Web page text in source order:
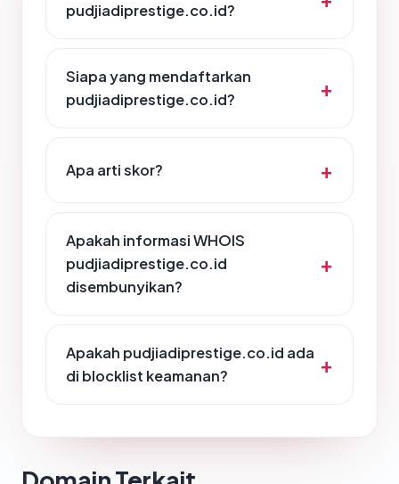
pudjiadiprestige.co.id?
Siapa yang mendaftarkan
pudjiadiprestige.co.id?
Apa arti skor?
Apakah informasi WHOIS
pudjiadiprestige.co.id
disembunyikan?
Apakah pudjiadiprestige.co.id ada
di blocklist keamanan?